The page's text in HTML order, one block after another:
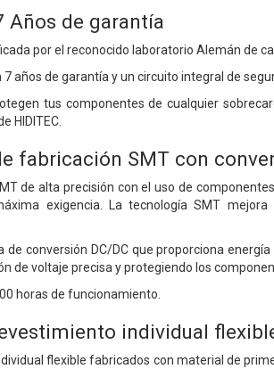
Años de garantía
por el reconocido laboratorio Alemán de
de garantía y un circuito integral de
tus componentes de cualquier
HIDITEC.
fabricación SMT con
de alta precisión con el uso de
exigencia. La tecnología SMT
conversión DC/DC que proporciona
de voltaje precisa y protegiendo los
horas de funcionamiento.
individual
flexible fabricados con material de